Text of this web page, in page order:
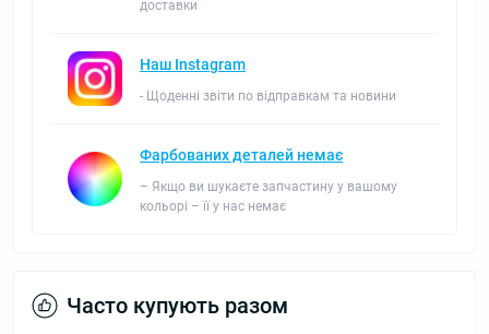
доставки
Наш Instagram
- Щоденні звіти по відправкам та новини
Фарбованих деталей немає
– Якщо ви шукаєте запчастину у вашому
кольорі – її у нас немає
Часто купують разом